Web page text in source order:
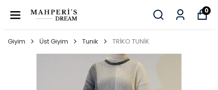
0
Giyim Üst Giyim Tunik TRİKO TUNİK